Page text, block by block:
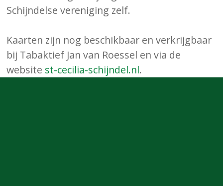
Schijndelse vereniging zelf.
Kaarten zijn nog beschikbaar en verkrijgbaar
bij Tabaktief Jan van Roessel en via de
website st-cecilia-schijndel.nl.